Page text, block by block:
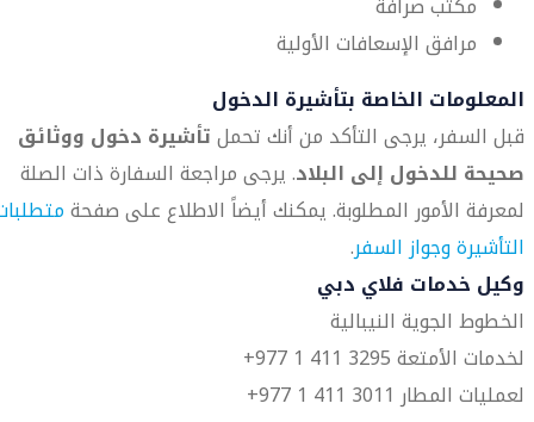
مرافق الإسعافات الأولية
المعلومات الخاصة بتأشيرة الدخول
قبل السفر، يرجى التأكد من أنك تحملتأشيرة دخول ووثائق
صحيحة للدخول إلى البلاد. يرجى مراجعة السفارة ذات الصلة
لمعرفة الأمور المطلوبة. يمكنك أيضاً الاطلاع على صفحة
التأشيرة وجواز السفر.
وكيل خدمات فلاي دبي
الخطوط الجوية النيبالية
لخدمات الأمتعة 3295 411 1 977+
لعمليات المطار 3011 411 1 977+